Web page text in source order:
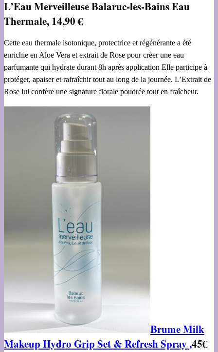
L’Eau Merveilleuse Balaruc-les-Bains Eau
Thermale, 14,90 €
Cette eau thermale isotonique, protectrice et régénérante a été
enrichie en Aloe Vera et extrait de Rose pour créer une eau
parfumante qui hydrate durant 8h après application Elle participe à
protéger, apaiser et rafraîchir tout au long de la journée. L’Extrait de
Rose lui confère une signature florale poudrée tout en fraîcheur.
Brume Milk
Makeup Hydro Grip Set & Refresh Spray ,45€